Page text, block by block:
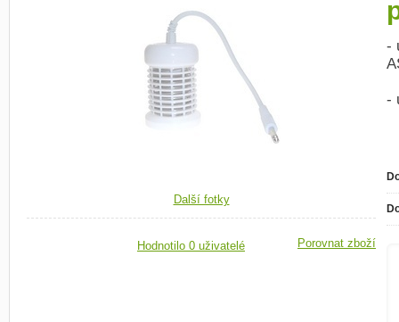
Další fotky
Hodnotilo 0 uživatelé Porovnat zboží
-
-